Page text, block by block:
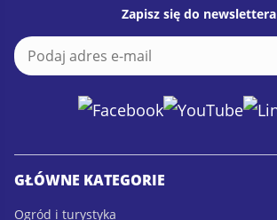
Zapisz się do newslettera
a
i
l
E
m
GŁÓWNE KATEGORIE
Ogród i turystyka